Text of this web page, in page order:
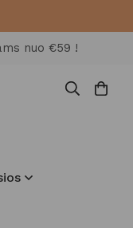
nuo €59 !